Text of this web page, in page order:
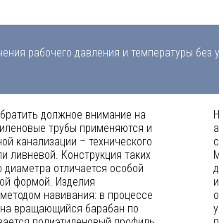
рабочего давления и температуры без
должное внимание на
трубы применяются и
канализации – технического
ливневой. Конструкция таких
диаметра отличается особой
формой. Изделия
навивания: в процессе
на вращающийся барабан по